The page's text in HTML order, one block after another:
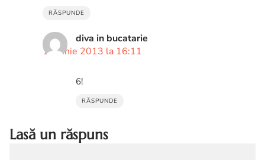
RĂSPUNDE
diva in bucatarie
11 iunie 2013 la 16:11
6!
RĂSPUNDE
Lasă un răspuns